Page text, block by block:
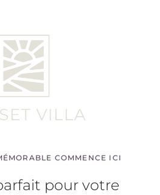
&
exceptionnelles au
COMMENCE ICI
pour votre